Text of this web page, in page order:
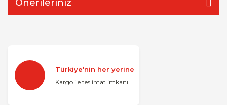
Önerileriniz
Türkiye'nin her yerine
Kargo ile teslimat imkanı